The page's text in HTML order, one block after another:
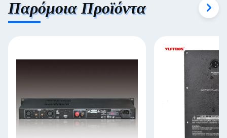
Παρόμοια Προϊόντα